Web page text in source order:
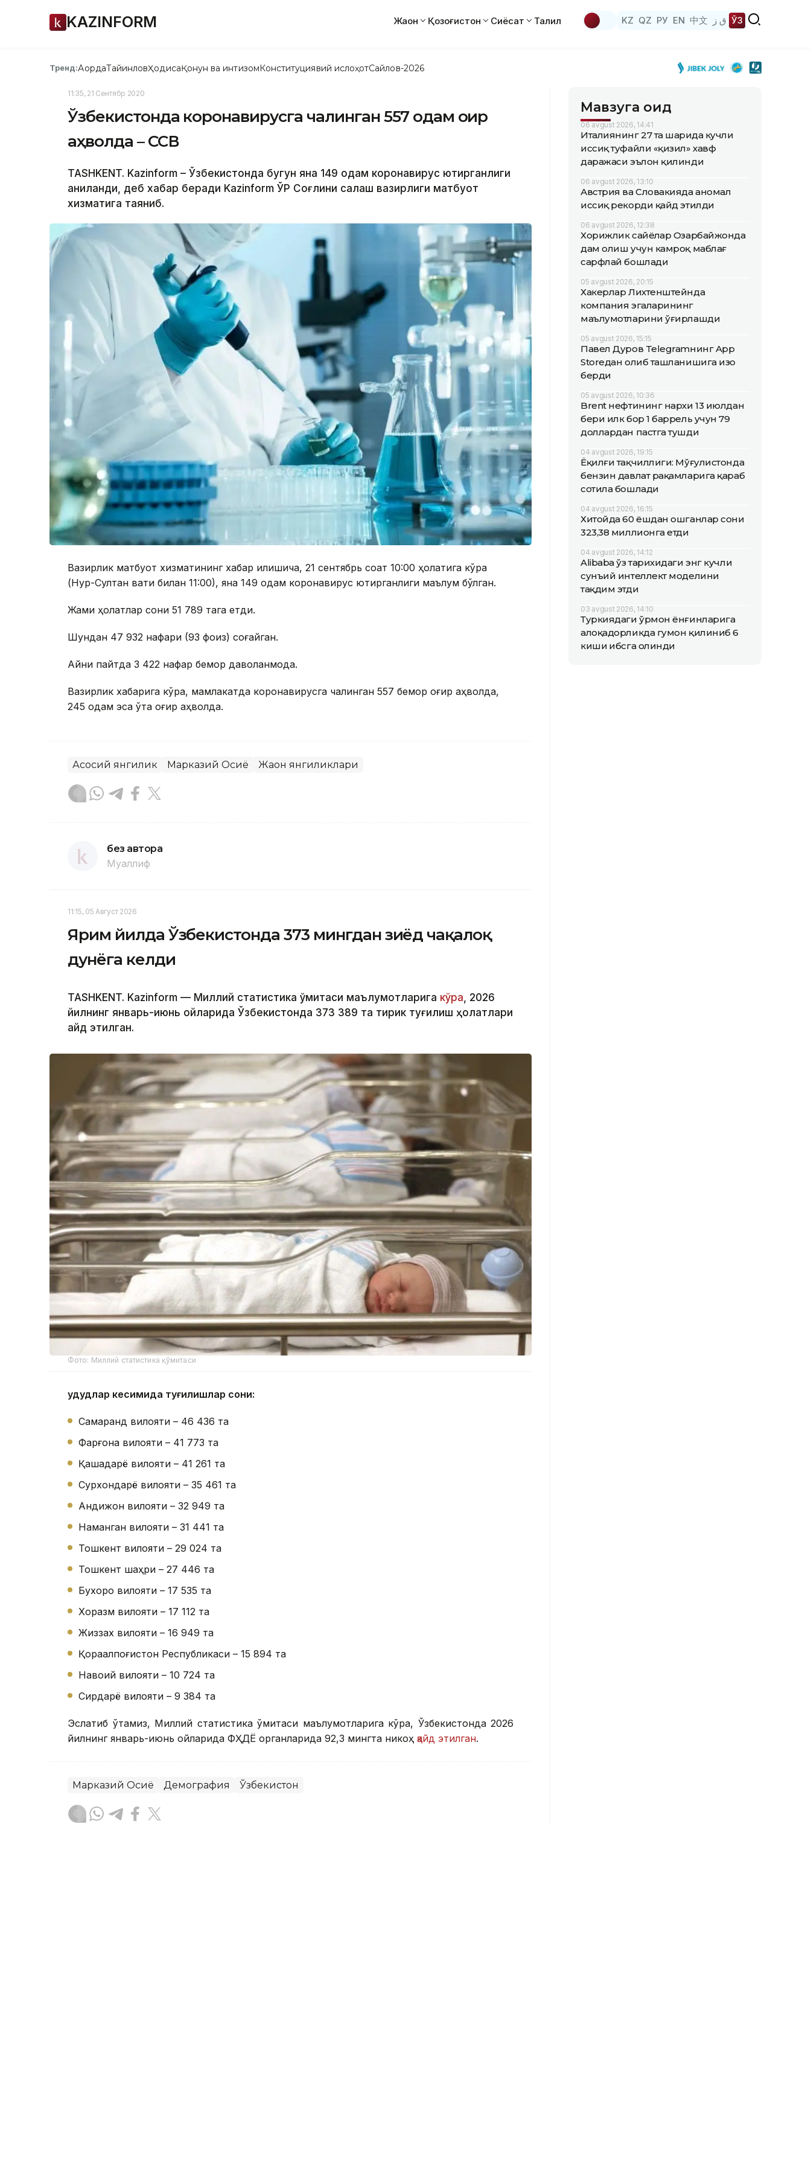
KAZINFORM Жаҳон Қозоғистон Сиёсат Таҳлил KZ QZ РУ EN 中文 ق ز ЎЗ
Тренд:АқордаТайинловҲодисаҚонун ва интизомКонституциявий ислоҳотСайлов-2026
11:35, 21 Сентябр 2020
Ўзбекистонда коронавирусга чалинган 557 одам оғир
аҳволда – ССВ
TASHKENT. Kazinform – Ўзбекистонда бугун яна 149 одам коронавирус юқтирганлиги
аниқланди, деб хабар беради Kazinform ЎР Соғлиқни сақлаш вазирлиги матбуот
хизматига таяниб.
Вазирлик матбуот хизматининг хабар қилишича, 21 сентябрь соат 10:00 ҳолатига кўра
(Нур-Султан вақти билан 11:00), яна 149 одам коронавирус юқтирганлиги маълум бўлган.
Жами ҳолатлар сони 51 789 тага етди.
Шундан 47 932 нафари (93 фоиз) соғайган.
Айни пайтда 3 422 нафар бемор даволанмоқда.
Вазирлик хабарига кўра, мамлакатда коронавирусга чалинган 557 бемор оғир аҳволда,
245 одам эса ўта оғир аҳволда.
Асосий янгилик Марказий Осиё Жаҳон янгиликлари
без автора
Муаллиф
11:15, 05 Август 2026
Ярим йилда Ўзбекистонда 373 мингдан зиёд чақалоқ
дунёга келди
TASHKENT. Kazinform — Миллий статистика қўмитаси маълумотларига кўра, 2026
йилнинг январь-июнь ойларида Ўзбекистонда 373 389 та тирик туғилиш ҳолатлари
қайд этилган.
Фото: Миллий статистика қўмитаси
Ҳудудлар кесимида туғилишлар сони:
Самарқанд вилояти – 46 436 та
Фарғона вилояти – 41 773 та
Қашқадарё вилояти – 41 261 та
Сурхондарё вилояти – 35 461 та
Андижон вилояти – 32 949 та
Наманган вилояти – 31 441 та
Тошкент вилояти – 29 024 та
Тошкент шаҳри – 27 446 та
Бухоро вилояти – 17 535 та
Хоразм вилояти – 17 112 та
Жиззах вилояти – 16 949 та
Қорақалпоғистон Республикаси – 15 894 та
Навоий вилояти – 10 724 та
Сирдарё вилояти – 9 384 та
Эслатиб ўтамиз, Миллий статистика қўмитаси маълумотларига кўра, Ўзбекистонда 2026
йилнинг январь-июнь ойларида ФҲДЁ органларида 92,3 мингта никоҳ қайд этилган.
Марказий Осиё Демография Ўзбекистон
Мавзуга оид
06 avgust 2026, 14:41
Италиянинг 27 та шаҳрида кучли
иссиқ туфайли «қизил» хавф
даражаси эълон қилинди
06 avgust 2026, 13:10
Австрия ва Словакияда аномал
иссиқ рекорди қайд этилди
06 avgust 2026, 12:38
Хорижлик сайёҳлар Озарбайжонда
дам олиш учун камроқ маблағ
сарфлай бошлади
05 avgust 2026, 20:15
Хакерлар Лихтенштейнда
компания эгаларининг
маълумотларини ўғирлашди
05 avgust 2026, 15:15
Павел Дуров Telegramнинг App
Storeдан олиб ташланишига изоҳ
берди
05 avgust 2026, 10:36
Brent нефтининг нархи 13 июлдан
бери илк бор 1 баррель учун 79
доллардан пастга тушди
04 avgust 2026, 19:15
Ёқилғи тақчиллиги: Мўғулистонда
бензин давлат рақамларига қараб
сотила бошлади
04 avgust 2026, 16:15
Хитойда 60 ёшдан ошганлар сони
323,38 миллионга етди
04 avgust 2026, 14:12
Alibaba ўз тарихидаги энг кучли
сунъий интеллект моделини
тақдим этди
03 avgust 2026, 14:10
Туркиядаги ўрмон ёнғинларига
алоқадорликда гумон қилиниб 6
киши ҳибсга олинди